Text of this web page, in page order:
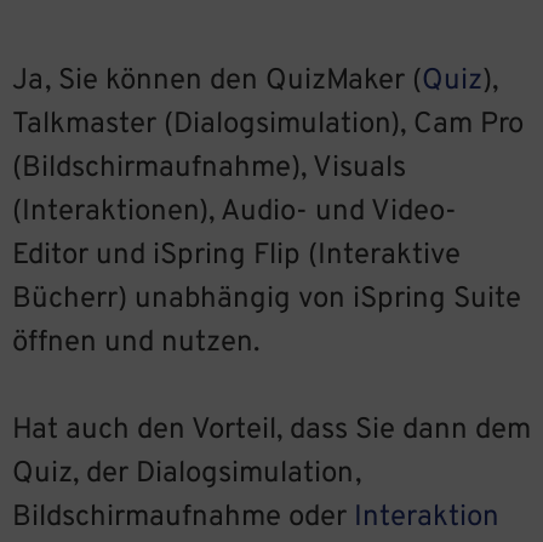
Ja, Sie können den QuizMaker (Quiz),
Talkmaster (Dialogsimulation), Cam Pro
(Bildschirmaufnahme), Visuals
(Interaktionen), Audio- und Video-
Editor und iSpring Flip (Interaktive
Bücherr) unabhängig von iSpring Suite
öffnen und nutzen.
Hat auch den Vorteil, dass Sie dann dem
Quiz, der Dialogsimulation,
Bildschirmaufnahme oder Interaktion